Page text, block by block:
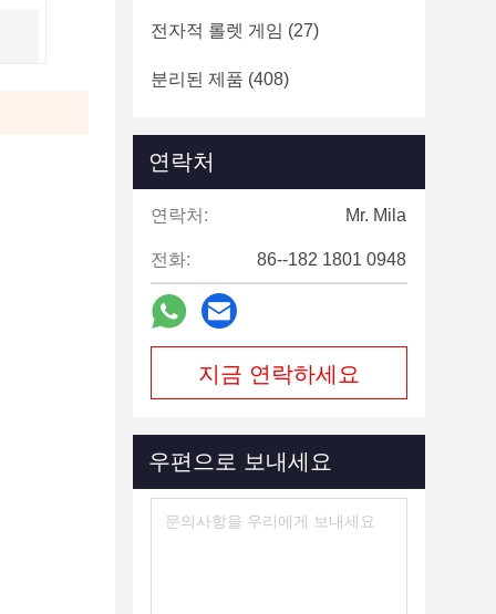
전자적 롤렛 게임 (27)
분리된 제품 (408)
연락처
연락처: Mr. Mila
전화: 86--182 1801 0948
지금 연락하세요
우편으로 보내세요